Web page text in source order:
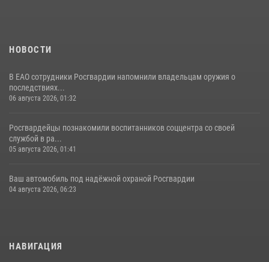
НОВОСТИ
В ЕАО сотрудники Росгвардии напомнили владельцам оружия о
последствиях...
06 августа 2026, 01:32
Росгвардейцы познакомили воспитанников соццентра со своей
службой в ра...
05 августа 2026, 01:41
Ваш автомобиль под надёжной охраной Росгвардии
04 августа 2026, 06:23
НАВИГАЦИЯ